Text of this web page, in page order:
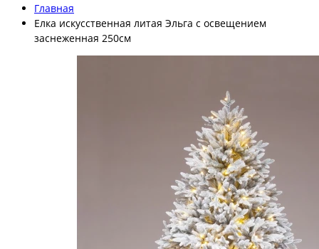
Главная
Елка искусственная литая Эльга с освещением
заснеженная 250см